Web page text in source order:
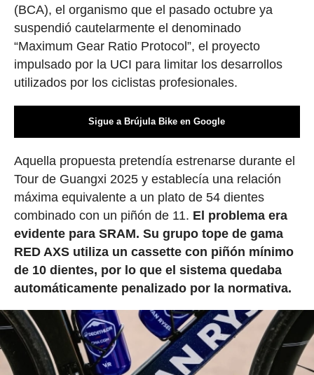
(BCA), el organismo que el pasado octubre ya
suspendió cautelarmente el denominado
“Maximum Gear Ratio Protocol”, el proyecto
impulsado por la UCI para limitar los desarrollos
utilizados por los ciclistas profesionales.
Sigue a Brújula Bike en Google
Aquella propuesta pretendía estrenarse durante el
Tour de Guangxi 2025 y establecía una relación
máxima equivalente a un plato de 54 dientes
combinado con un piñón de 11. El problema era
evidente para SRAM. Su grupo tope de gama
RED AXS utiliza un cassette con piñón mínimo
de 10 dientes, por lo que el sistema quedaba
automáticamente penalizado por la normativa.